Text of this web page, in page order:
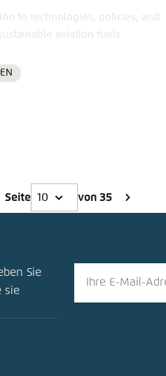
to technologies, policies, and
aviation fuels
Language
EN
Seite von 35
Sie
sie